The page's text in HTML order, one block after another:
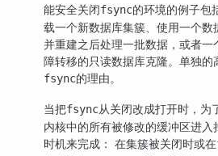
能安全关闭fsync的环境的例子包
载一个新数据库集簇、使用一个
并重建之后处理一批数据，或者
障转移的只读数据库克隆。单独
fsync的理由。
当把fsync从关闭改成打开时，为
内核中的所有被修改的缓冲区进
时机来完成： 在集簇被关闭时或在